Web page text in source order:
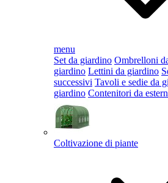
menu
Set da giardino Ombrelloni
giardino Lettini da giardino
successivi Tavoli e sedie da
giardino Contenitori da
Coltivazione di piante